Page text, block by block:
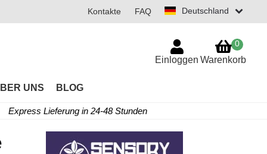
Deutschland
Kontakte FAQ
UNS BLOG
Einloggen Warenkorb
0
Express Lieferung in 24-48 Stunden